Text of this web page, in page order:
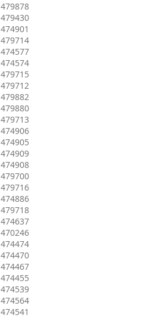
479878
479430
474901
479714
474577
474574
479715
479712
479882
479880
479713
474906
474905
474909
474908
479700
479716
474886
479718
474637
470246
474474
474470
474467
474455
474539
474564
474541